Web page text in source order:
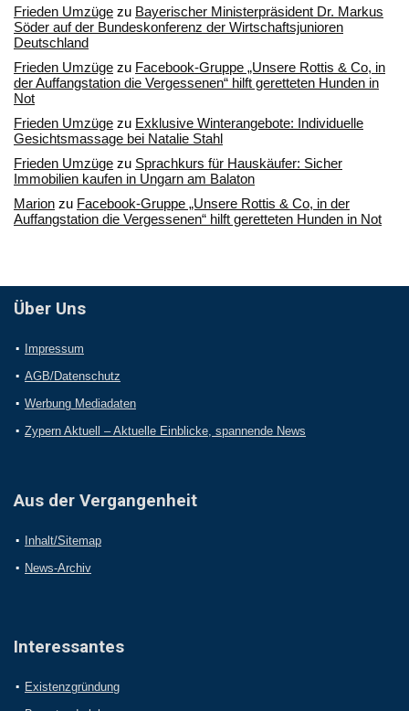
Frieden Umzüge zu Bayerischer Ministerpräsident Dr. Markus
Söder auf der Bundeskonferenz der Wirtschaftsjunioren
Deutschland
Frieden Umzüge zu Facebook-Gruppe „Unsere Rottis & Co, in
der Auffangstation die Vergessenen“ hilft geretteten Hunden in
Not
Frieden Umzüge zu Exklusive Winterangebote: Individuelle
Gesichtsmassage bei Natalie Stahl
Frieden Umzüge zu Sprachkurs für Hauskäufer: Sicher
Immobilien kaufen in Ungarn am Balaton
Marion zu Facebook-Gruppe „Unsere Rottis & Co, in der
Auffangstation die Vergessenen“ hilft geretteten Hunden in Not
Über Uns
Impressum
AGB/Datenschutz
Werbung Mediadaten
Zypern Aktuell – Aktuelle Einblicke, spannende News
Aus der Vergangenheit
Inhalt/Sitemap
News-Archiv
Interessantes
Existenzgründung